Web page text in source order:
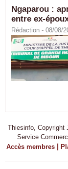
Ngaparou :
entre ex-
Rédaction - 08/08/
Thiesinfo, Copyright
Service
Accès membres |